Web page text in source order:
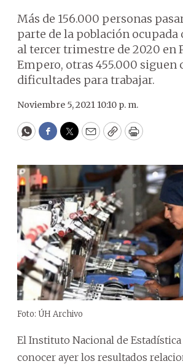
Más de 156.000 personas
parte de la población ocupada
al tercer trimestre de 2020 en
Empero, otras 455.000 siguen
dificultades para trabajar.
Noviembre 5, 2021 10:10 p. m.
WhatsApp
Facebook
Twitter
EmailCopyPrint
Foto: ÚH Archivo
El Instituto Nacional de Estadística
conocer ayer los resultados